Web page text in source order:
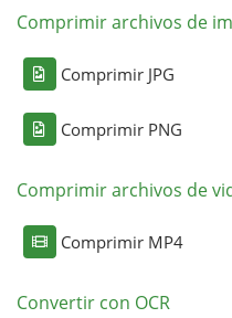
Comprimir archivos de
Comprimir JPG
Comprimir PNG
Comprimir archivos de
Comprimir MP4
Convertir con OCR